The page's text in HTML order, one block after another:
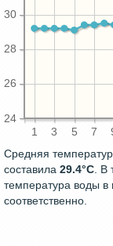
1 3 5 7
24
26
28
30
Средняя
составила 29.4°C .
температура воды в
соответственно.